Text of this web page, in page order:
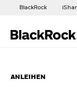
BlackRock
ANLEIHEN